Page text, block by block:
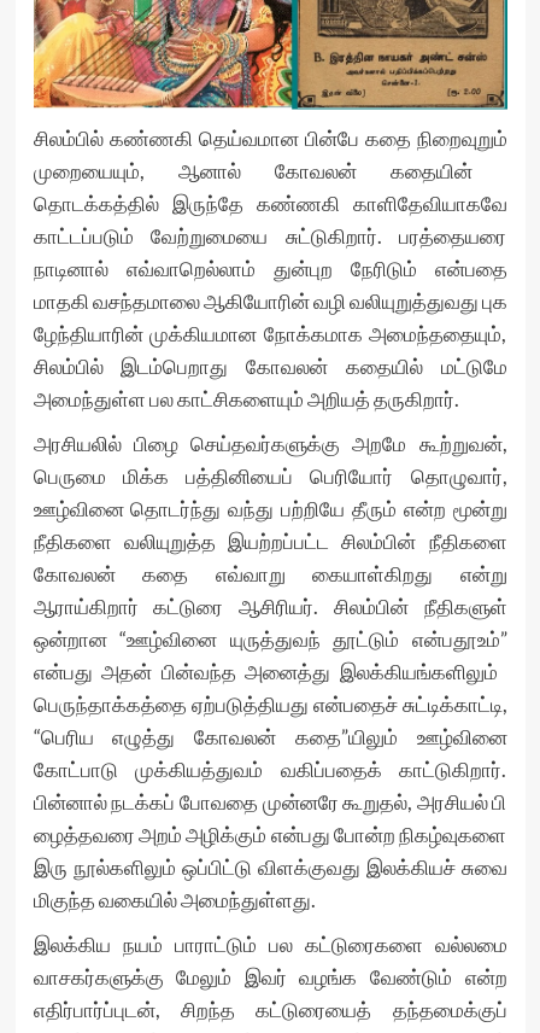
சிலம்பி​ல் கண்ணகி தெய்வமான பின்​பே கதை நி​றைவுறும்
முறையையும், ஆனால் கோவலன் கதையின் ​
தொடக்கத்தில் இருந்தே கண்ணகி காளி​தேவியாகவே
காட்டப்படும் வேற்றுமையை சுட்டுகிறார். பரத்​தைய​ரை
நாடினால் எவ்வா​றெல்லாம் துன்புற ​நேரிடும் என்பதை
மாதகி வசந்தமா​லை ஆகி​யோரின் வழி வலியுறுத்துவது புக​
ழேந்தியாரின் முக்கியமான நோக்கமாக அமைந்ததையும்,
சிலம்பில் இடம்பெறாது கோவலன் கதையில் மட்டுமே
அமைந்துள்ள பல காட்சிகளையும் அறியத் தருகிறார்.
அரசியலில் பிழை செய்தவர்களுக்கு அறமே கூற்றுவன்,
பெருமை மிக்க பத்தினியைப் பெரியோர் தொழுவார்,
ஊழ்வினை தொடர்ந்து வந்து பற்றியே தீரும் என்ற மூன்று
நீதிகளை வலியுறுத்த இயற்றப்பட்ட சிலம்பின் நீதிகளை
கோவலன் கதை எவ்வாறு கையாள்கிறது என்று
ஆராய்கிறார் கட்டுரை ஆசிரியர். சிலம்பின் நீதிகளுள்
ஒன்றான “ஊழ்வினை யுருத்துவந் தூட்டும் என்பதூஉம்”
என்பது அதன் பின்வந்த அ​னைத்து இலக்கியங்களிலும் ​
பெருந்தாக்கத்​தை ஏற்படுத்தியது என்பதைச் சுட்டிக்காட்டி,
“பெரிய எழுத்து ​கோவலன் க​தை”யிலும் ஊழ்வி​னை
கோட்பாடு முக்கியத்துவம் வகிப்பதைக் காட்டுகிறார்.
பின்னால் நடக்கப் ​போவ​தை முன்ன​ரே கூறுதல், அரசியல் பி​
ழைத்தவ​ரை அறம் அழிக்கும் என்பது போன்ற நிகழ்வுகளை
இரு நூல்களிலும் ஒப்பிட்டு விளக்குவது இலக்கியச் சுவை
மிகுந்த வகையில் அமைந்துள்ளது.
இலக்கிய நயம் பாராட்டும் பல கட்டுரைகளை வல்லமை
வாசகர்களுக்கு மேலும் இவர் வழங்க வேண்டும் என்ற
எதிர்பார்ப்புடன், சிறந்த கட்டுரையைத் தந்தமைக்குப்